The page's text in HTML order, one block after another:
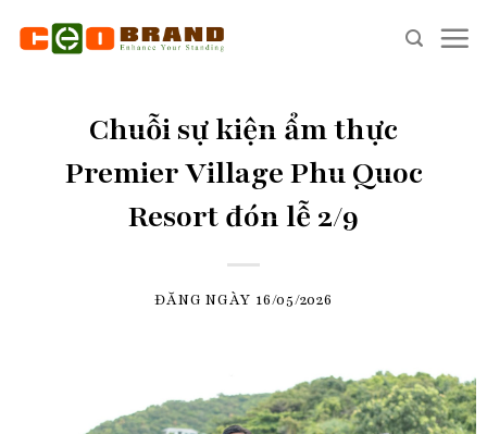
Chuỗi sự kiện ẩm thực
Premier Village Phu Quoc
Resort đón lễ 2/9
ĐĂNG NGÀY 16/05/2026